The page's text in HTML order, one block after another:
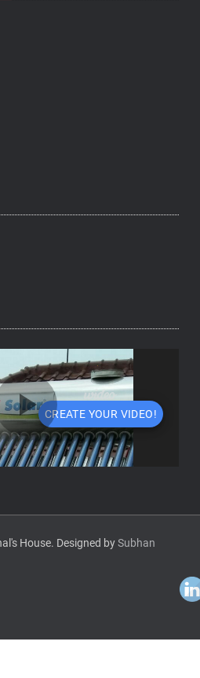
House. Designed bySubhan